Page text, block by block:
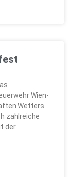
Wien-
Wetters
zahlreiche
der